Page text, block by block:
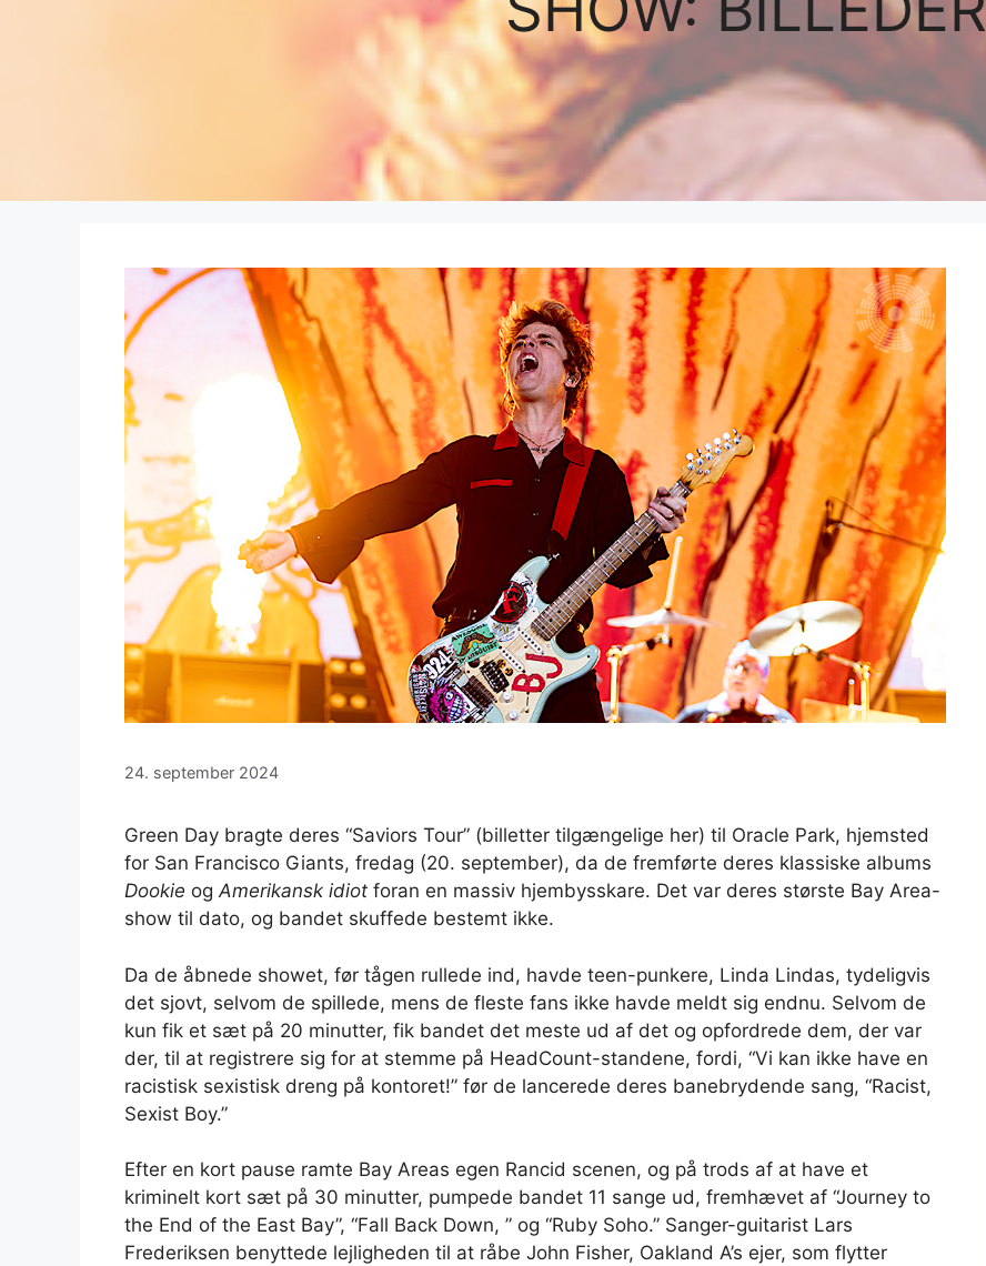
24. september 2024
Green Day bragte deres “Saviors Tour” (billetter tilgængelige her) til Oracle Park, hjemsted
for San Francisco Giants, fredag ​​(20. september), da de fremførte deres klassiske albums
Dookie ogAmerikansk idiot foran en massiv hjembysskare. Det var deres største Bay Area-
show til dato, og bandet skuffede bestemt ikke.
Da de åbnede showet, før tågen rullede ind, havde teen-punkere, Linda Lindas, tydeligvis
det sjovt, selvom de spillede, mens de fleste fans ikke havde meldt sig endnu. Selvom de
kun fik et sæt på 20 minutter, fik bandet det meste ud af det og opfordrede dem, der var
der, til at registrere sig for at stemme på HeadCount-standene, fordi, “Vi kan ikke have en
racistisk sexistisk dreng på kontoret!” før de lancerede deres banebrydende sang, “Racist,
Sexist Boy.”
Efter en kort pause ramte Bay Areas egen Rancid scenen, og på trods af at have et
kriminelt kort sæt på 30 minutter, pumpede bandet 11 sange ud, fremhævet af “Journey to
the End of the East Bay”, “Fall Back Down, ” og “Ruby Soho.” Sanger-guitarist Lars
Frederiksen benyttede lejligheden til at råbe John Fisher, Oakland A’s ejer, som flytter